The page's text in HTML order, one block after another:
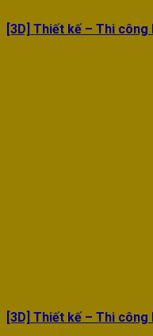
[3D] Thiết kế – Thi công
[3D] Thiết kế – Thi công